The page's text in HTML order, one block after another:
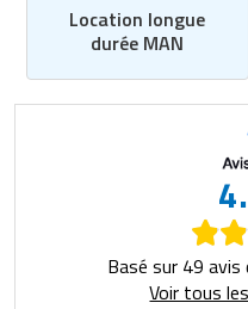
Location longue
durée MAN
Basé sur 49 avis
Voir tous